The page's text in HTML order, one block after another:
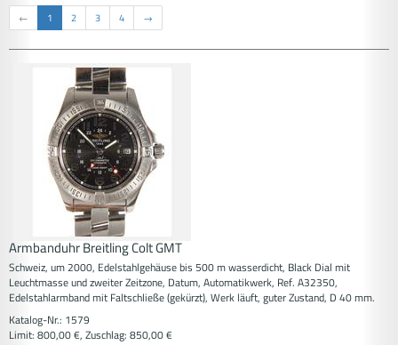
← 1 2 3 4 →
Armbanduhr Breitling Colt GMT
Schweiz, um 2000, Edelstahlgehäuse bis 500 m wasserdicht, Black Dial mit
Leuchtmasse und zweiter Zeitzone, Datum, Automatikwerk, Ref. A32350,
Edelstahlarmband mit Faltschließe (gekürzt), Werk läuft, guter Zustand, D 40 mm.
Katalog-Nr.: 1579
Limit: 800,00 €, Zuschlag: 850,00 €